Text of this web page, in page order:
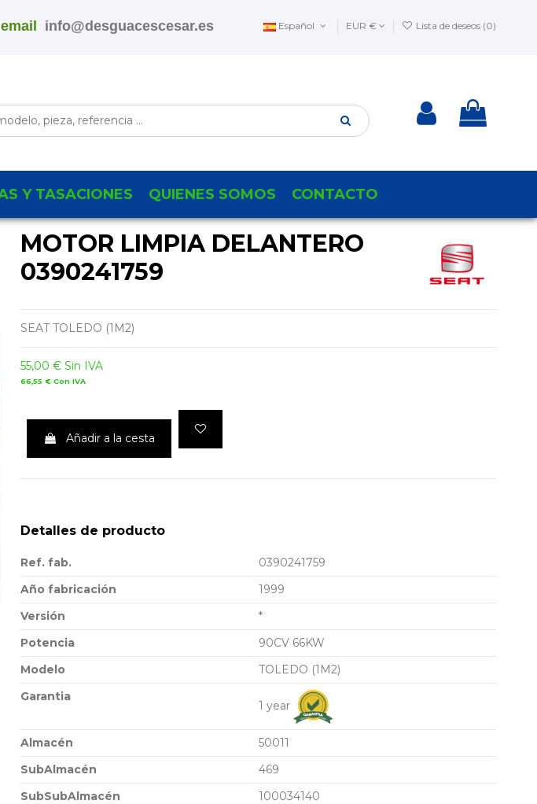
email info@desguacescesar.es Español EUR € Lista de deseos (0)
Y TASACIONES QUIENES SOMOS CONTACTO
MOTOR LIMPIA DELANTERO
0390241759
SEAT TOLEDO (1M2)
55,00 € Sin IVA
66,55 € Con IVA
Añadir a la cesta
Detalles de producto
Ref. fab.
0390241759
Año fabricación
1999
Versión
*
Potencia
90CV 66KW
Modelo
TOLEDO (1M2)
Garantia
1 year
Almacén
50011
SubAlmacén
469
SubSubAlmacén
100034140